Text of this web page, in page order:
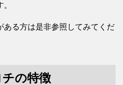
ある方は是非参照してみてくだ
の特徴